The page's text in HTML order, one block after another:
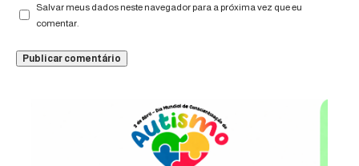
Salvar meus dados neste navegador para a próxima vez que eu
comentar.